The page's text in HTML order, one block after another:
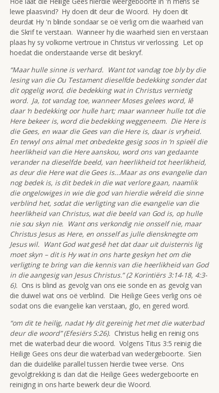
lewe plaasvind? Hy doen dit deur die Woord. Hy doen dit
deurdat Hy 'n blinde sondaar se oë verlig om die waarheid van
die Skrif te verstaan. Wanneer hy die waarheid sien en verstaan
plaas hy sy volkome vertroue in Christus vir verlossing. Let op
hoedat die onderstaande verse dit beskryf.
“Maar hulle sinne is verhard. Want tot vandag toe bly by die
lesing van die Ou Testament dieselfde bedekking sonder dat
dit opgelig word, die bedekking wat in Christus vernietig
word. Ja, tot vandag toe, wanneer Moses gelees word, lê
daar ‘n bedekking oor hulle hart; maar wanneer hulle tot die
Here bekeer is, word die bedekking weggeneem. Die Here is
die Gees, en waar die Gees van die Here is, daar is vryheid.
En terwyl ons almal met onbedekte gesig soos in ‘n spieël die
heerlikheid van die Here aanskou, word ons van gedaante
verander na dieselfde beeld, van heerlikheid tot heerlikheid,
as deur die Here wat die Gees is...Maar as ons evangelie dan
nog bedek is, is dit bedek in die wat verlore gaan, naamlik
die ongelowiges in wie die god van hierdie wêreld die sinne
verblind het, sodat die verligting van die evangelie van die
heerlikheid van Christus, wat die beeld van God is, op hulle
nie sou skyn nie. Want ons verkondig nie onsself nie, maar
Christus Jesus as Here, en onsself as julle diensknegte om
Jesus wil. Want God wat gesê het dat daar uit duisternis lig
moet skyn – dit is Hy wat in ons harte geskyn het om die
verligting te bring van die kennis van die heerlikheid van God
in die aangesig van Jesus Christus.” (2 Korintiërs 3:14-18, 4:3-
6). Ons is blind as gevolg van ons eie sonde en as gevolg van
die duiwel wat ons oë verblind. Die Heilige Gees verlig ons oë
sodat ons die evangelie kan verstaan, glo, en gered word.
“om dit te heilig, nadat Hy dit gereinig het met die waterbad
deur die woord” (Efesiërs 5:26). Christus heilig en reinig ons
met die waterbad deur die woord. Volgens Titus 3:5 reinig die
Heilige Gees ons deur die waterbad van wedergeboorte. Sien
dan die duidelike parallel tussen hierdie twee verse. Ons
gevolgtrekking is dan dat die Heilige Gees wedergeboorte en
reiniging in ons harte bewerk deur die Woord.